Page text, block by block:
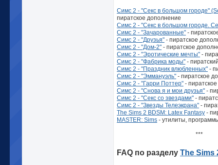
Симс 2 - "Секс в большом городе"
пиратское дополнение
Симс 2 - "Секс в большом городе.
Симс 2 - "Зачарованные" -
Симс 2 - "Друзья" - пиратское
Симс 2 - "Дом-2" - пиратское
Симс 2 - "Эротические мечты" -
Симс 2 - "Фабрика моды" -
Симс 2 - "Праздник влюбленных" -
Симс 2 - "Эммануэль" - пиратское
Симс 2 - "Гарри Поттер" -
Симс 2 - "Снова я и мои друзья" -
Симс 2 - "Секс со звездами" -
Симс 2 - "Звезды Телеэкрана" -
The Sims 2 BDSM: Latex Fantasy -
MASTER: Sims - утилиты,
***
FAQ по разделу The Sims